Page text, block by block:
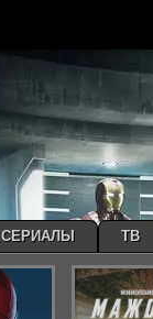
СЕРИАЛЫ ТВ